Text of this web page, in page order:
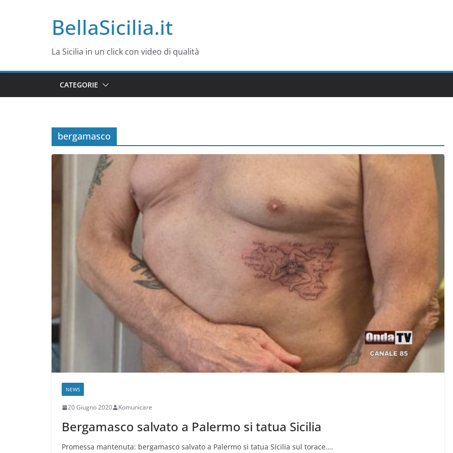
BellaSicilia.it
La Sicilia in un click con video di qualità
CATEGORIE
bergamasco
NEWS
20 Giugno 2020 Komunicare
Bergamasco salvato a Palermo si tatua Sicilia
Promessa mantenuta: bergamasco salvato a Palermo si tatua Sicilia sul torace….